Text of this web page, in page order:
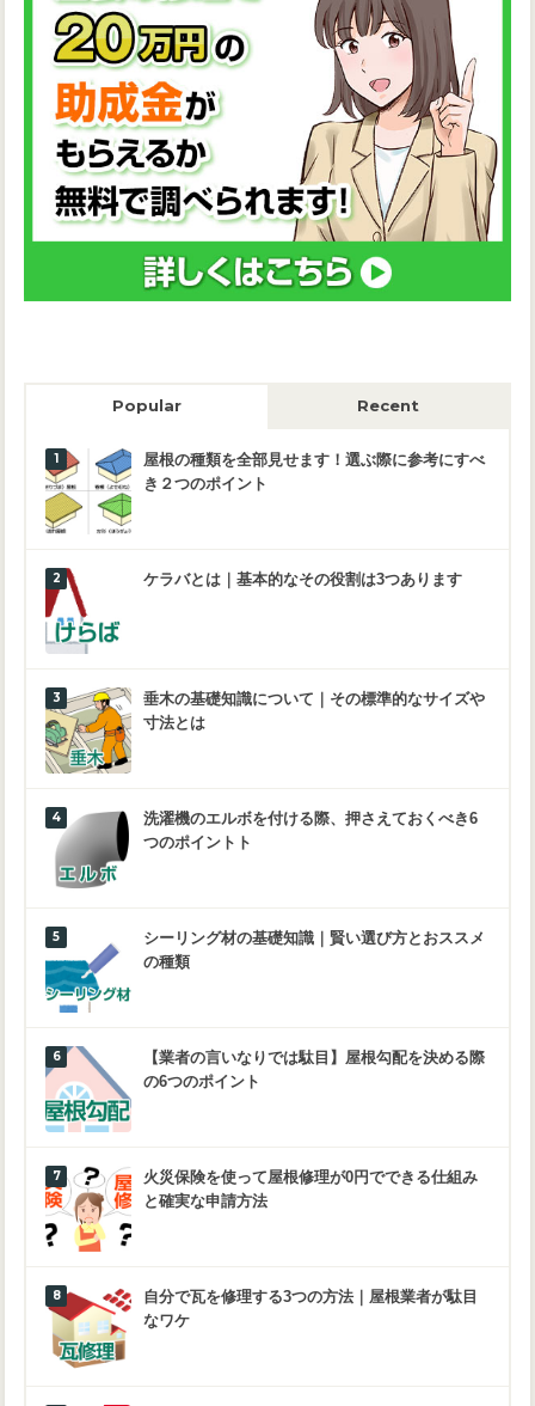
Popular Recent
屋根の種類を全部見せます！選ぶ際に参考にすべ
き２つのポイント
ケラバとは｜基本的なその役割は3つあります
垂木の基礎知識について｜その標準的なサイズや
寸法とは
洗濯機のエルボを付ける際、押さえておくべき6
つのポイントト
シーリング材の基礎知識｜賢い選び方とおススメ
の種類
【業者の言いなりでは駄目】屋根勾配を決める際
の6つのポイント
火災保険を使って屋根修理が0円でできる仕組み
と確実な申請方法
自分で瓦を修理する3つの方法｜屋根業者が駄目
なワケ